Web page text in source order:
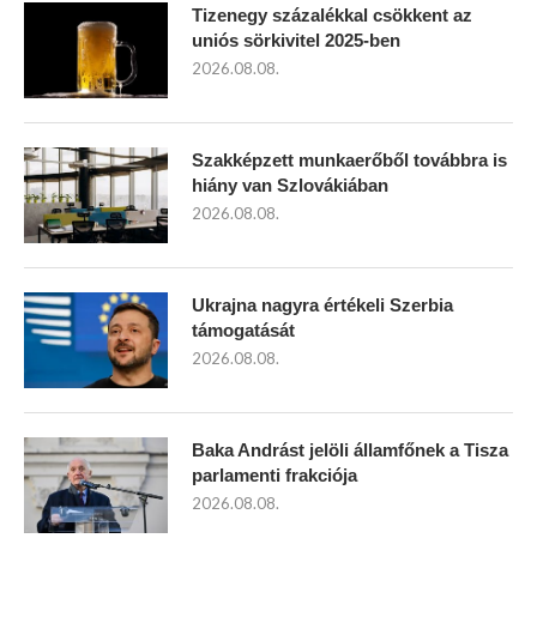
Tizenegy százalékkal csökkent az
uniós sörkivitel 2025-ben
2026.08.08.
Szakképzett munkaerőből továbbra is
hiány van Szlovákiában
2026.08.08.
Ukrajna nagyra értékeli Szerbia
támogatását
2026.08.08.
Baka Andrást jelöli államfőnek a Tisza
parlamenti frakciója
2026.08.08.